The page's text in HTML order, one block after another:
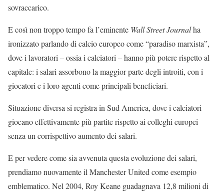
sovraccarico.
E così non troppo tempo fa l’eminente Wall Street Journalha
ironizzato parlando di calcio europeo come “paradiso marxista”,
dove i lavoratori – ossia i calciatori – hanno più potere rispetto al
capitale: i salari assorbono la maggior parte degli introiti, con i
giocatori e i loro agenti come principali beneficiari.
Situazione diversa si registra in Sud America, dove i calciatori
giocano effettivamente più partite rispetto ai colleghi europei
senza un corrispettivo aumento dei salari.
E per vedere come sia avvenuta questa evoluzione dei salari,
prendiamo nuovamente il Manchester United come esempio
emblematico. Nel 2004, Roy Keane guadagnava 12,8 milioni di